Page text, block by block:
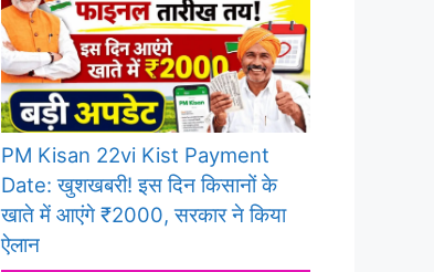
PM Kisan 22vi Kist Payment
Date: खुशखबरी! इस दिन किसानों के
खाते में आएंगे ₹2000, सरकार ने किया
ऐलान